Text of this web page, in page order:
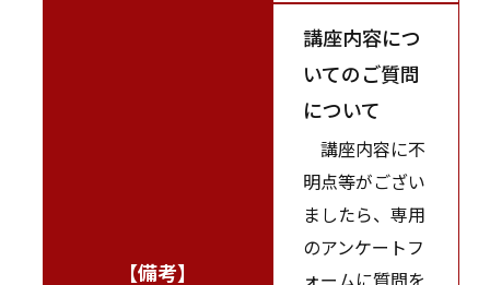
【備考】
講座内容につ
いてのご質問
について
講座内容に不
明点等がござい
ましたら、専用
のアンケートフ
ォームに質問を